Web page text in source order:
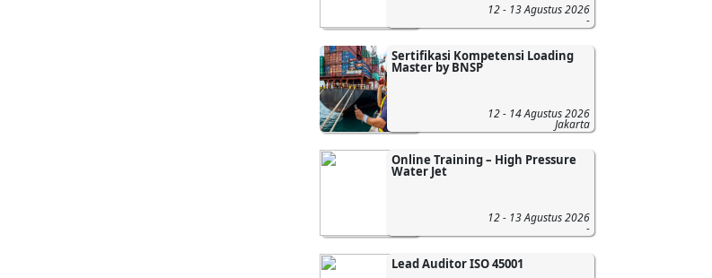
12 - 13 Agustus 2026
-
Sertifikasi Kompetensi Loading
Master by BNSP
12 - 14 Agustus 2026
Jakarta
Online Training – High Pressure
Water Jet
12 - 13 Agustus 2026
-
Lead Auditor ISO 45001